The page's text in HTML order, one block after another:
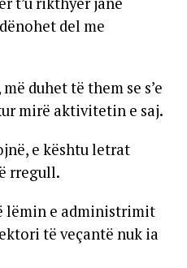
del me
duhet të them se s’e
mirë aktivitetin e saj.
e kështu letrat
rregull.
lëmin e administrimit
të veçantë nuk ia